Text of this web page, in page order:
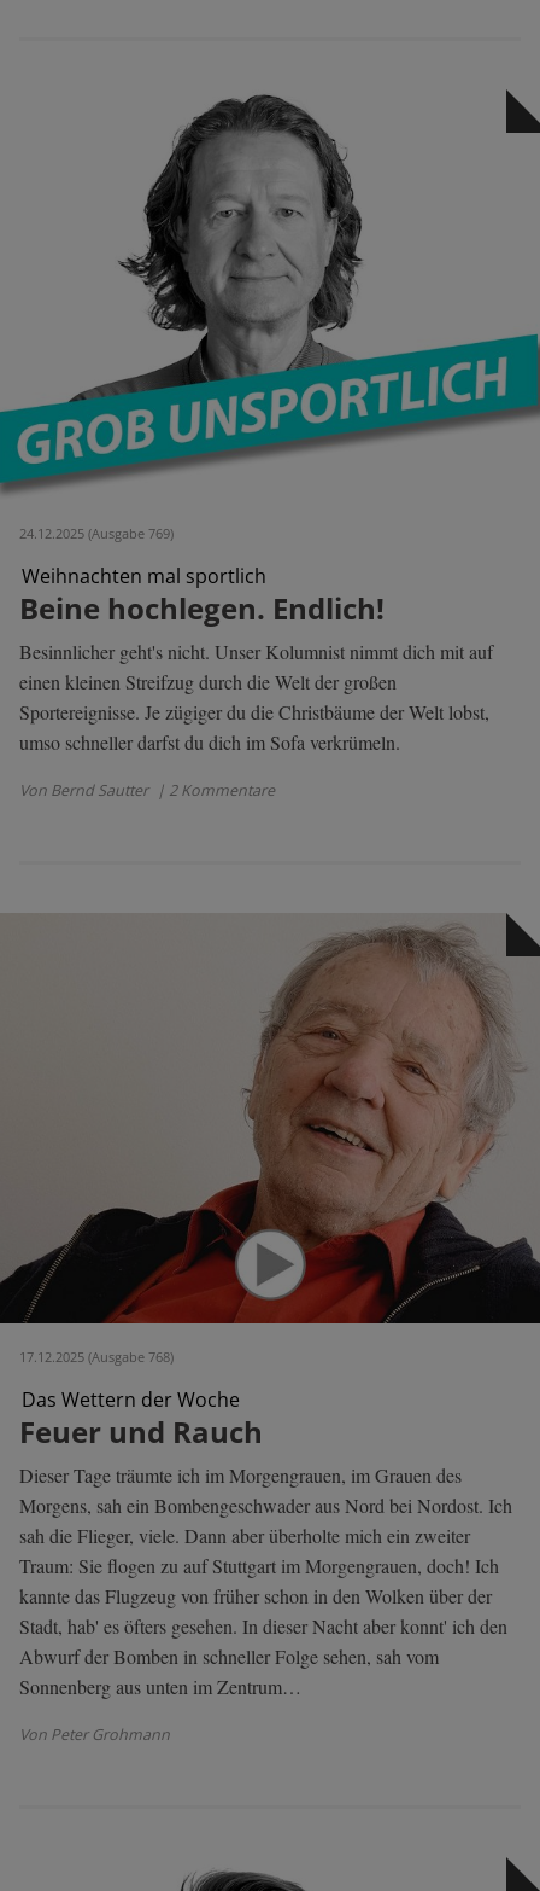
24.12.2025 (Ausgabe 769)
Weihnachten mal sportlich
Beine hochlegen. Endlich!
Besinnlicher geht's nicht. Unser Kolumnist nimmt dich mit auf
einen kleinen Streifzug durch die Welt der großen
Sportereignisse. Je zügiger du die Christbäume der Welt lobst,
umso schneller darfst du dich im Sofa verkrümeln.
Von Bernd Sautter | 2 Kommentare
17.12.2025 (Ausgabe 768)
Das Wettern der Woche
Feuer und Rauch
Dieser Tage träumte ich im Morgengrauen, im Grauen des
Morgens, sah ein Bombengeschwader aus Nord bei Nordost. Ich
sah die Flieger, viele. Dann aber überholte mich ein zweiter
Traum: Sie flogen zu auf Stuttgart im Morgengrauen, doch! Ich
kannte das Flugzeug von früher schon in den Wolken über der
Stadt, hab' es öfters gesehen. In dieser Nacht aber konnt' ich den
Abwurf der Bomben in schneller Folge sehen, sah vom
Sonnenberg aus unten im Zentrum…
Von Peter Grohmann